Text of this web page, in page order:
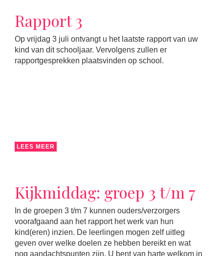
Rapport 3
Op vrijdag 3 juli ontvangt u het laatste rapport van uw
kind van dit schooljaar. Vervolgens zullen er
rapportgesprekken plaatsvinden op school.
LEES MEER
Kijkmiddag: groep 3 t/m 7
In de groepen 3 t/m 7 kunnen ouders/verzorgers
voorafgaand aan het rapport het werk van hun
kind(eren) inzien. De leerlingen mogen zelf uitleg
geven over welke doelen ze hebben bereikt en wat
nog aandachtspunten zijn. U bent van harte welkom in